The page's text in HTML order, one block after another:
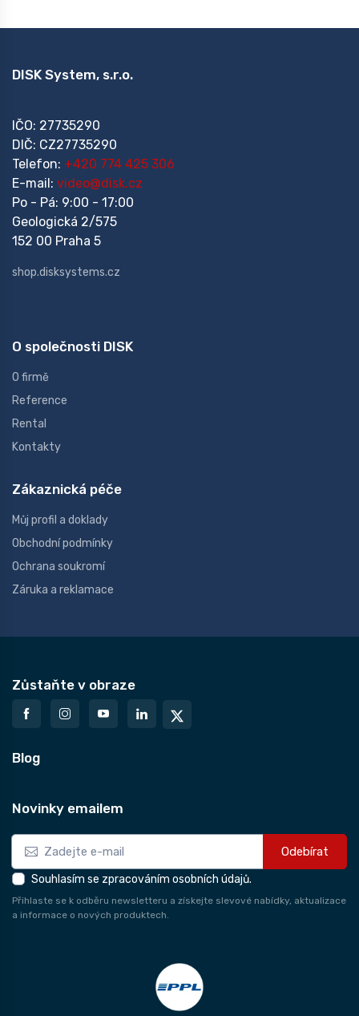
DISK System, s.r.o.
IČO: 27735290
DIČ: CZ27735290
Telefon: +420 774 425 306
E-mail: video@disk.cz
Po - Pá: 9:00 - 17:00
Geologická 2/575
152 00 Praha 5
shop.disksystems.cz
O společnosti DISK
O firmě
Reference
Rental
Kontakty
Zákaznická péče
Můj profil a doklady
Obchodní podmínky
Ochrana soukromí
Záruka a reklamace
Zůstaňte v obraze
Blog
Novinky emailem
Odebírat
Souhlasím se zpracováním osobních údajů.
Přihlaste se k odběru newsletteru a získejte slevové nabídky, aktualizace
a informace o nových produktech.